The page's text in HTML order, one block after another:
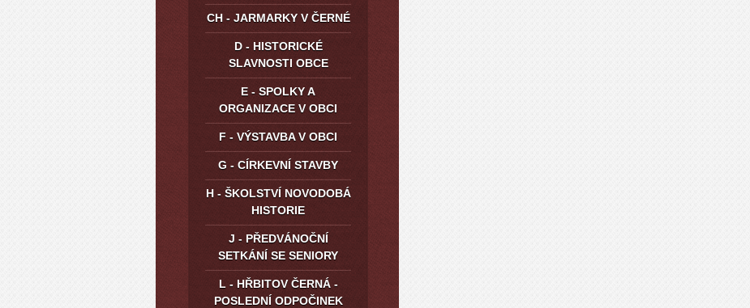
CH - JARMARKY V ČERNÉ
D - HISTORICKÉ
SLAVNOSTI OBCE
E - SPOLKY A
ORGANIZACE V OBCI
F - VÝSTAVBA V OBCI
G - CÍRKEVNÍ STAVBY
H - ŠKOLSTVÍ NOVODOBÁ
HISTORIE
J - PŘEDVÁNOČNÍ
SETKÁNÍ SE SENIORY
L - HŘBITOV ČERNÁ -
POSLEDNÍ ODPOČINEK